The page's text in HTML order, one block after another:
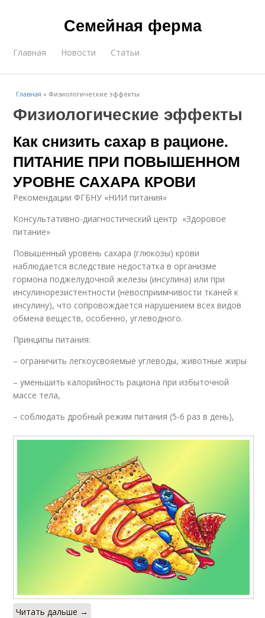
Семейная ферма
Главная Новости Статьи
Главная » Физиологические эффекты
Физиологические эффекты
Как снизить сахар в рационе.
ПИТАНИЕ ПРИ ПОВЫШЕННОМ
УРОВНЕ САХАРА КРОВИ
Рекомендации ФГБНУ «НИИ питания»
Консультативно-диагностический центр «Здоровое
питание»
Повышенный уровень сахара (глюкозы) крови
наблюдается вследствие недостатка в организме
гормона поджелудочной железы (инсулина) или при
инсулинорезистентности (невосприимчивости тканей к
инсулину), что сопровождается нарушением всех видов
обмена веществ, особенно, углеводного.
Принципы питания:
– ограничить легкоусвояемые углеводы, животные жиры
– уменьшить калорийность рациона при избыточной
массе тела,
– соблюдать дробный режим питания (5-6 раз в день),
Читать дальше →